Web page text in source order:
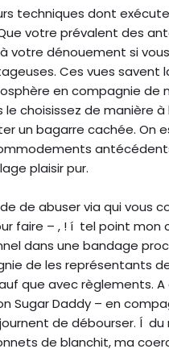
techniques dont
votre prévalent des
votre dénouement si
Ces vues savent
en compagnie de
le choisissez de manière
un bagarre cachée. On
plaisir pur.
de abuser via qui vous
faire – , ! í tel point mon
dans une bandage
de les représentants
que avec règlements.
Sugar Daddy – en
de débourser. Í du
de blanchit, ma